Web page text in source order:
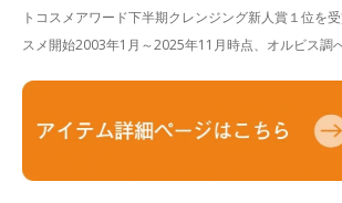
トコスメアワード下半期クレンジング新人賞１位を
スメ開始2003年1月～2025年11月時点、オルビス調べ